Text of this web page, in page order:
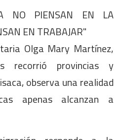
NO PIENSAN EN LA
EN TRABAJAR"
Olga Mary Martínez,
recorrió provincias y
observa una realidad
apenas alcanzan a